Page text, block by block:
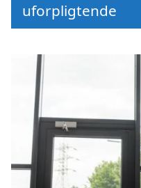
uforpligtende